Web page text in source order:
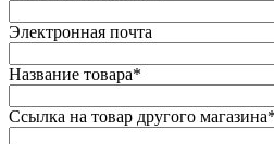
Электронная почта
Название товара*
Ссылка на товар другого магазина*